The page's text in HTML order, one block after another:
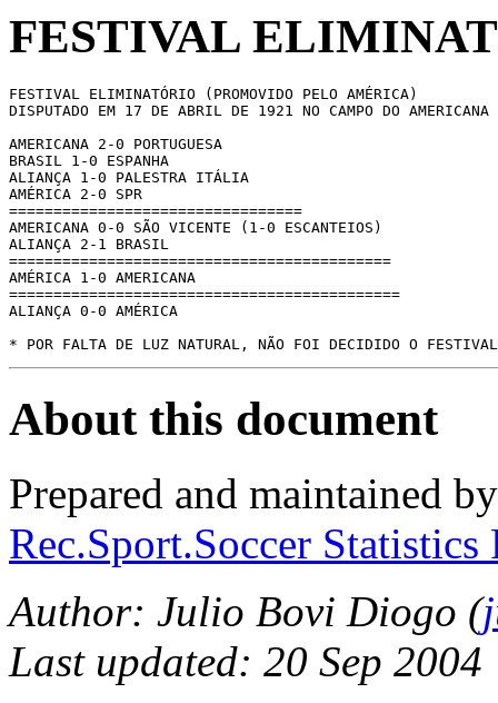
FESTIVAL
FESTIVAL ELIMINATÓRIO (PROMOVIDO PELO AMÉRICA)
DISPUTADO EM 17 DE ABRIL DE 1921 NO CAMPO DO AMERICANA
AMERICANA 2-0 PORTUGUESA
BRASIL 1-0 ESPANHA
ALIANÇA 1-0 PALESTRA ITÁLIA
AMÉRICA 2-0 SPR
=================================
AMERICANA 0-0 SÃO VICENTE (1-0 ESCANTEIOS)
ALIANÇA 2-1 BRASIL
===========================================
AMÉRICA 1-0 AMERICANA
============================================
ALIANÇA 0-0 AMÉRICA
About this document
Prepared and maintained
Rec.Sport.Soccer
Author: Julio Bovi Diogo (
Last updated: 20 Sep 2004